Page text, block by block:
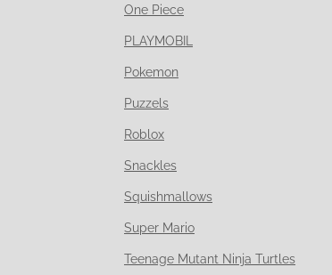
One Piece
PLAYMOBIL
Pokemon
Puzzels
Roblox
Snackles
Squishmallows
Super Mario
Teenage Mutant Ninja Turtles